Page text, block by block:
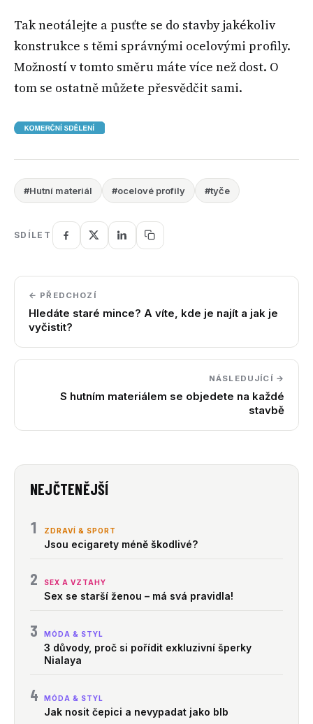
Tak neotálejte a pusťte se do stavby jakékoliv
konstrukce s těmi správnými ocelovými profily.
Možností v tomto směru máte více než dost. O
tom se ostatně můžete přesvědčit sami.
#Hutní materiál #ocelové profily #tyče
SDÍLET
← PŘEDCHOZÍ
Hledáte staré mince? A víte, kde je najít a jak je
vyčistit?
NÁSLEDUJÍCÍ →
S hutním materiálem se objedete na každé
stavbě
NEJČTENĚJŠÍ
1 ZDRAVÍ & SPORT
Jsou ecigarety méně škodlivé?
2 SEX A VZTAHY
Sex se starší ženou – má svá pravidla!
3 MÓDA & STYL
3 důvody, proč si pořídit exkluzivní šperky
Nialaya
4 MÓDA & STYL
Jak nosit čepici a nevypadat jako blb